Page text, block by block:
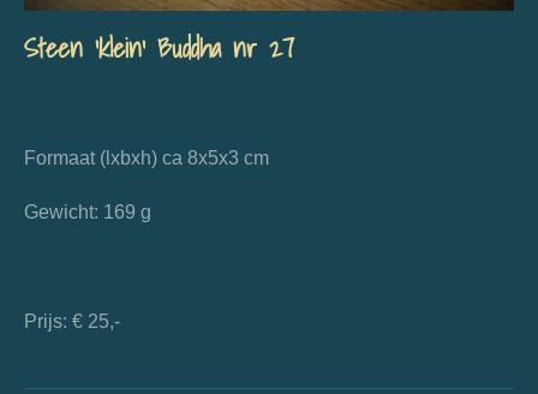
Steen 'klein' Buddha nr 27
Formaat (lxbxh) ca 8x5x3 cm
Gewicht: 169 g
Prijs: € 25,-